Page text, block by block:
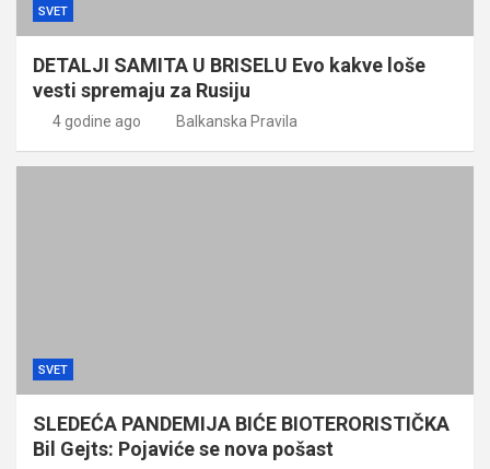
SVET
DETALJI SAMITA U BRISELU Evo kakve loše
vesti spremaju za Rusiju
4 godine ago Balkanska Pravila
SVET
SLEDEĆA PANDEMIJA BIĆE BIOTERORISTIČKA
Bil Gejts: Pojaviće se nova pošast